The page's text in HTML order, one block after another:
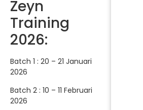
Zeyn
Training
2026:
Batch 1 : 20 – 21 Januari
2026
Batch 2 : 10 – 11 Februari
2026